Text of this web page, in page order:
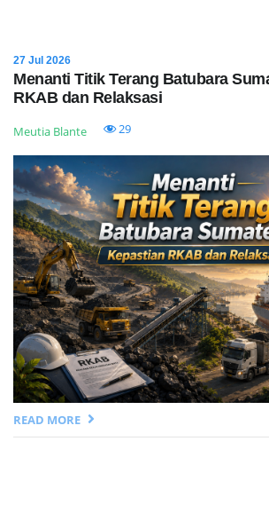
27 Jul 2026
Menanti Titik Terang Batubara
RKAB dan Relaksasi
Meutia Blante 29
READ MORE